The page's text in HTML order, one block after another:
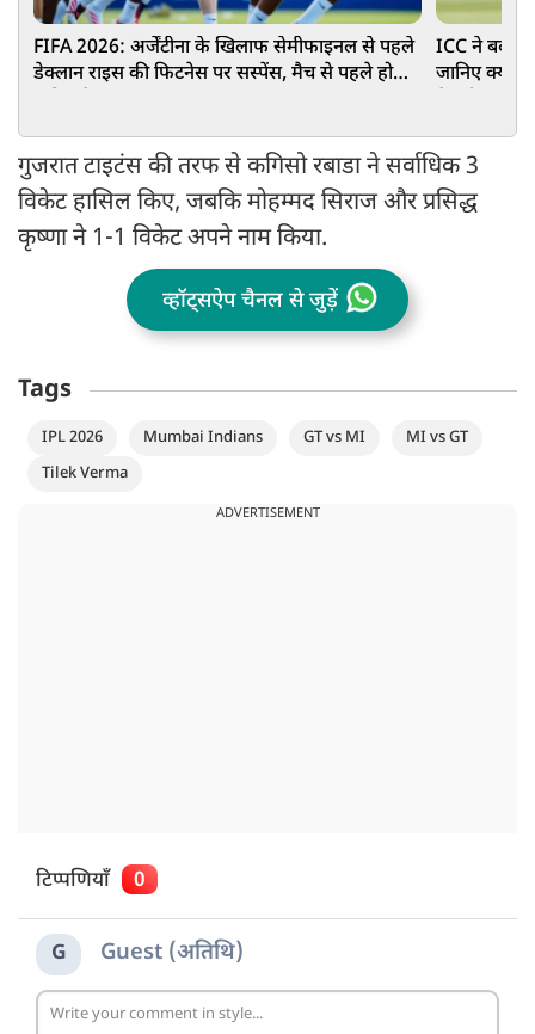
FIFA 2026: अर्जेंटीना के खिलाफ सेमीफाइनल से पहले
डेक्लान राइस की फिटनेस पर सस्पेंस, मैच से पहले होगा
ICC ने बदला
जानिए क्या
गुजरात टाइटंस की तरफ से कगिसो रबाडा ने सर्वाधिक 3
विकेट हासिल किए, जबकि मोहम्मद सिराज और प्रसिद्ध
कृष्णा ने 1-1 विकेट अपने नाम किया.
व्हॉट्सऐप चैनल से जुड़ें
Tags
IPL 2026 Mumbai Indians GT vs MI
MI vs GT
Tilek Verma
ADVERTISEMENT
टिप्पणियाँ 0
G Guest (अतिथि)